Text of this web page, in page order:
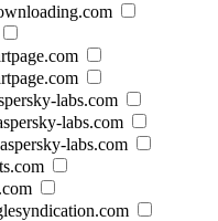
labs.com
labs.com
labs.com